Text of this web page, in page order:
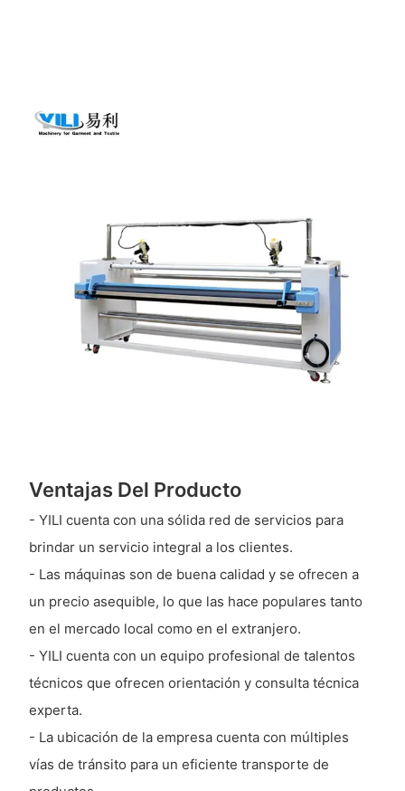
Ventajas Del Producto
- YILI cuenta con una sólida red de servicios para
brindar un servicio integral a los clientes.
- Las máquinas son de buena calidad y se ofrecen a
un precio asequible, lo que las hace populares tanto
en el mercado local como en el extranjero.
- YILI cuenta con un equipo profesional de talentos
técnicos que ofrecen orientación y consulta técnica
experta.
- La ubicación de la empresa cuenta con múltiples
vías de tránsito para un eficiente transporte de